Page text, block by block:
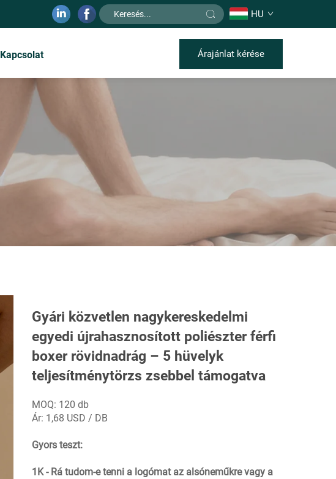
HU
Kapcsolat Árajánlat kérése
Gyári közvetlen nagykereskedelmi
egyedi újrahasznosított poliészter férfi
boxer rövidnadrág – 5 hüvelyk
teljesítménytörzs zsebbel támogatva
MOQ: 120 db
Ár: 1,68 USD / DB
Gyors teszt:
1K - Rá tudom-e tenni a logómat az alsóneműkre vagy a